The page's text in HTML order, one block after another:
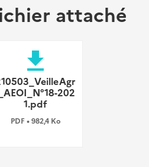
attaché
file_download
202
1.pdf
PDF • 982,4 Ko